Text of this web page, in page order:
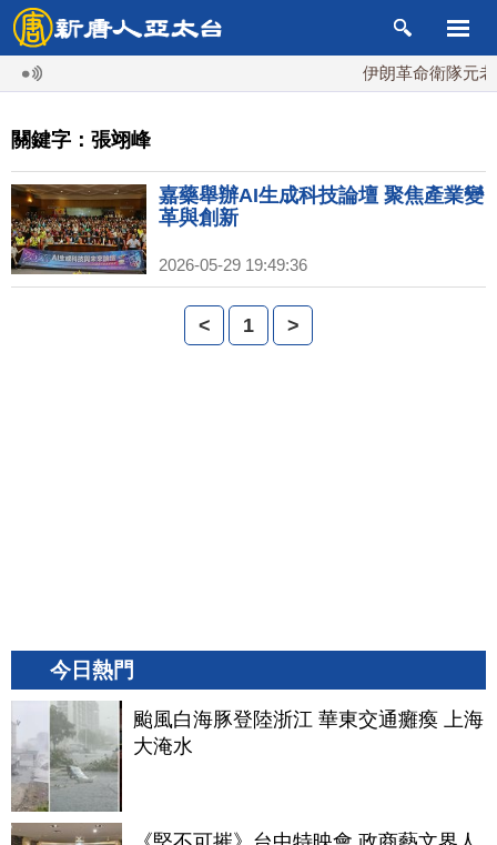
伊朗革命衛隊元老
關鍵字：張翊峰
嘉藥舉辦AI生成科技論壇 聚焦產業變
革與創新
2026-05-29 19:49:36
< 1 >
今日熱門
颱風白海豚登陸浙江 華東交通癱瘓 上海
大淹水